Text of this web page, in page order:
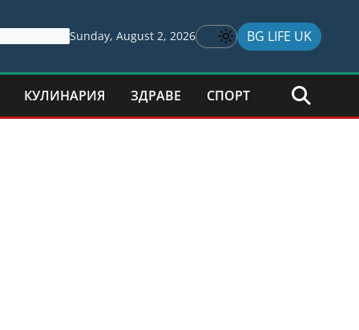
Sunday, August 2, 2026 BG LIFE UK
КУЛИНАРИЯ ЗДРАВЕ СПОРТ